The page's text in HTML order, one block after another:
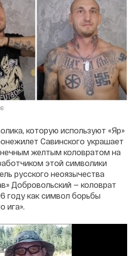
которую используют «Яр»
Савинского украшает
желтым коловратом на
этой символики
русского неоязычества
Добровольский — коловрат
году как символ борьбы
ига».